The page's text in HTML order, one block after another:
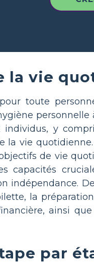
la vie
toute
individus, y
la vie
de vie
capacités
indépendance.
la
ainsi
par